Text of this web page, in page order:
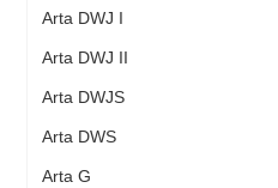
Arta DWJ I
Arta DWJ II
Arta DWJS
Arta DWS
Arta G